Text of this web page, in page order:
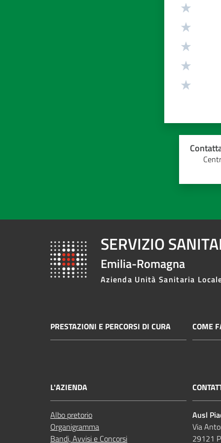
SERVIZIO
Emilia-Romagna
Azienda Unità Sanitaria
PRESTAZIONI E PERCORSI DI CURA COME
L'AZIENDA
Albo pretorio
Organigramma
Bandi, Avvisi e Concorsi
Ausl
Via
29121